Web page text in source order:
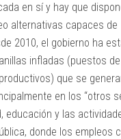
en sí y hay que
alternativas capaces de
2010, el gobierno ha
infladas (puestos
que se
en los “otros
educación y las
donde los empleos